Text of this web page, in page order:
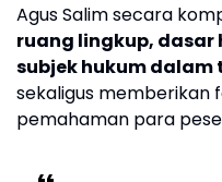
Agus Salim secara
ruang lingkup, dasar
subjek hukum
sekaligus memberikan
pemahaman para